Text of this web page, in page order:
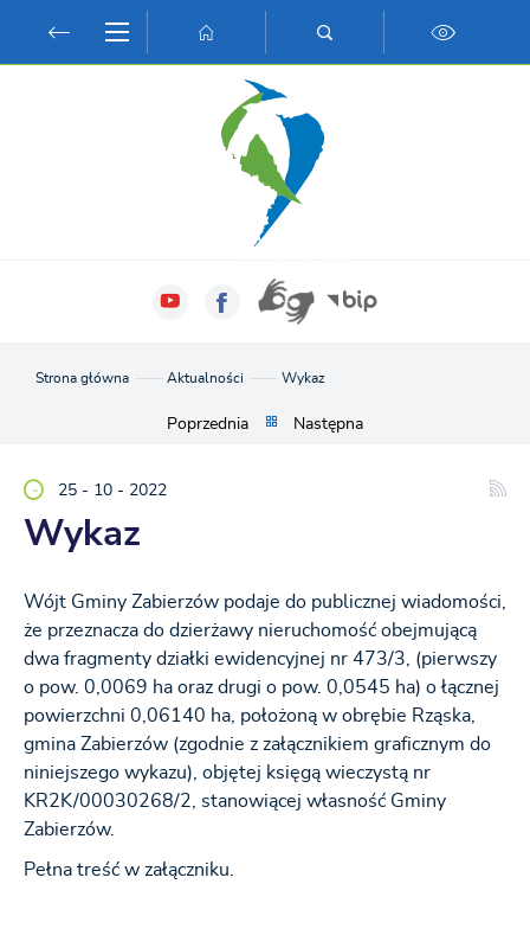
Przejdź do wyszukiwarki.
Przejdź do ustawień wielkości czcionki.
Włącz wersję kontrastową strony.
Strona główna Aktualności Wykaz
Poprzednia Następna
25 - 10 - 2022
Wykaz
Wójt Gminy Zabierzów podaje do publicznej wiadomości,
że przeznacza do dzierżawy nieruchomość obejmującą
dwa fragmenty działki ewidencyjnej nr 473/3, (pierwszy
o pow. 0,0069 ha oraz drugi o pow. 0,0545 ha) o łącznej
powierzchni 0,06140 ha, położoną w obrębie Rząska,
gmina Zabierzów (zgodnie z załącznikiem graficznym do
niniejszego wykazu), objętej księgą wieczystą nr
KR2K/00030268/2, stanowiącej własność Gminy
Zabierzów.
Pełna treść w załączniku.